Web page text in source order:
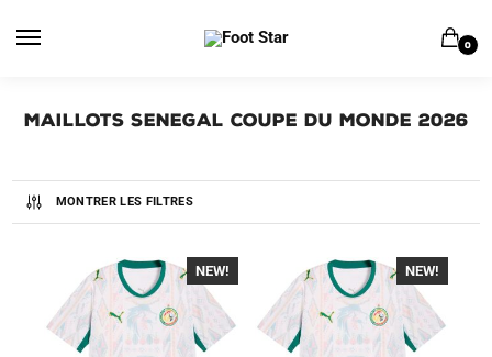
0
Maillots Senegal Coupe du Monde 2026
MONTRER LES FILTRES
-40%
NEW! -40%
NEW!